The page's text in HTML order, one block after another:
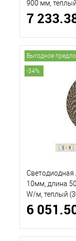
900 мм,
(ДИЛАЙТ)
7
Выгодное
-34%
Светодиодная
10мм, длина
W/м, теплый
Италия)
6